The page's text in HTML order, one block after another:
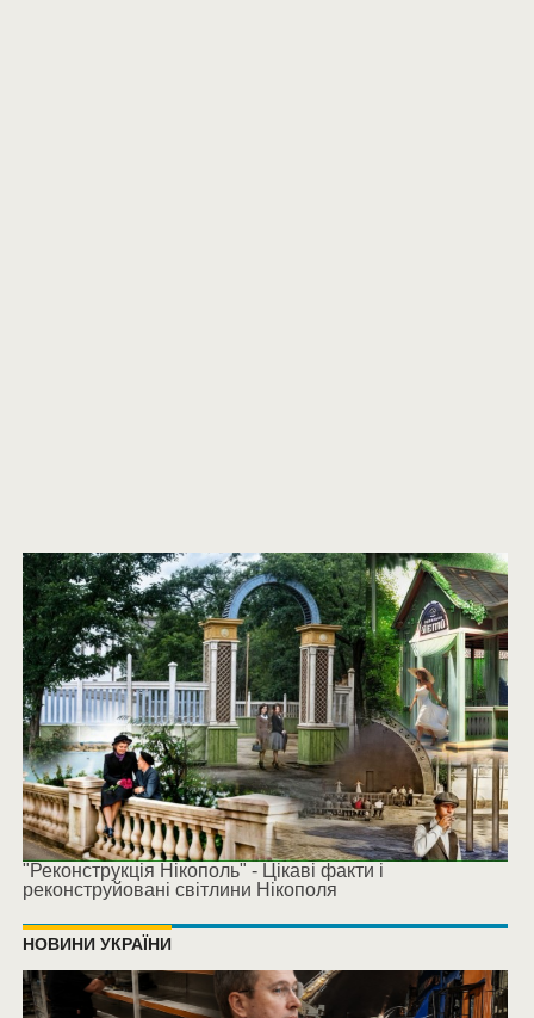
"Реконструкція Нікополь" - Цікаві факти і
реконструйовані світлини Нікополя
НОВИНИ УКРАЇНИ